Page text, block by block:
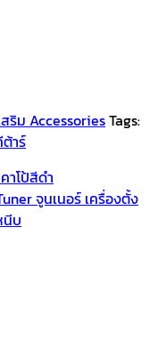
ริม AccessoriesTags:
าร์